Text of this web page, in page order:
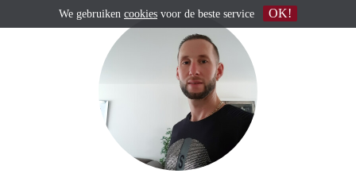
We gebruiken cookies voor de beste service OK!